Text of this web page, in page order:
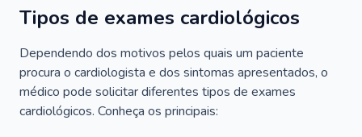
Tipos de exames cardiológicos
Dependendo dos motivos pelos quais um paciente
procura o cardiologista e dos sintomas apresentados, o
médico pode solicitar diferentes tipos de exames
cardiológicos. Conheça os principais: